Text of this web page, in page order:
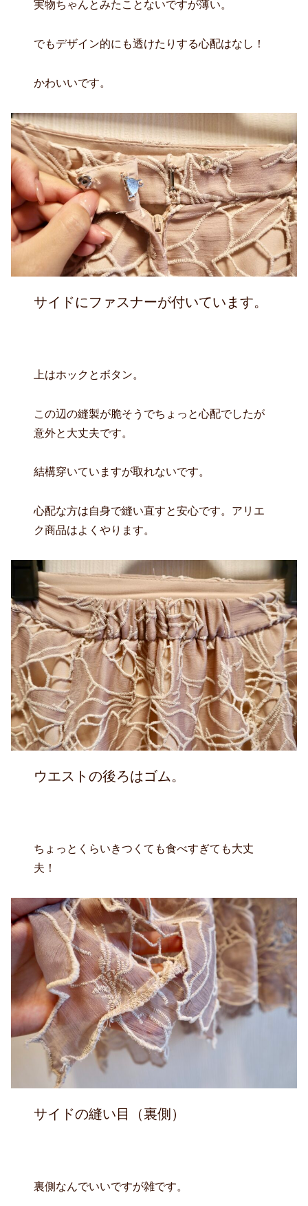
実物ちゃんとみたことないですが薄い。
でもデザイン的にも透けたりする心配はなし！
かわいいです。
サイドにファスナーが付いています。
上はホックとボタン。
この辺の縫製が脆そうでちょっと心配でしたが
意外と大丈夫です。
結構穿いていますが取れないです。
心配な方は自身で縫い直すと安心です。アリエ
ク商品はよくやります。
ウエストの後ろはゴム。
ちょっとくらいきつくても食べすぎても大丈
夫！
サイドの縫い目（裏側）
裏側なんでいいですが雑です。